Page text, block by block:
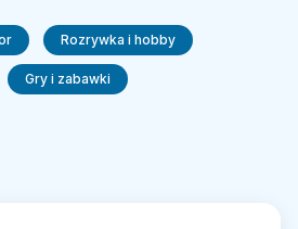
Rozrywka i hobby
Gry i zabawki